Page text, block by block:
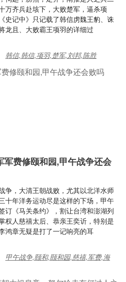
万齐兵赴垓下，大败楚军，逼杀项
史记中》只记载了韩信虏魏王豹、诛
龙且、大败霸王项羽的详细过
韩信,韩信,项羽,楚军,刘邦,陈胜
军费修颐和园,甲午战争还会
争，大清王朝战败，尤其以北洋水师
十年洋务运动尽是这样的下场，甲午
订《马关条约》，割让台湾和澎湖列
权人慈禧太后、恭亲王奕䜣，特别是
鸿章无疑是打了一记响亮的耳
甲午战争,颐和,颐和园,慈禧,军费,海